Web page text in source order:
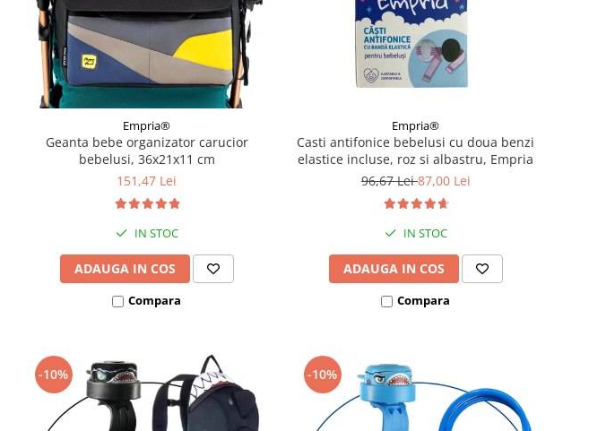
Empria®
Geanta bebe organizator carucior
bebelusi, 36x21x11 cm
151,47 Lei
IN STOC
ADAUGA IN COS
Compara
Empria®
Casti antifonice bebelusi cu doua benzi
elastice incluse, roz si albastru, Empria
96,67 Lei87,00 Lei
IN STOC
ADAUGA IN COS
Compara
-10% -10%